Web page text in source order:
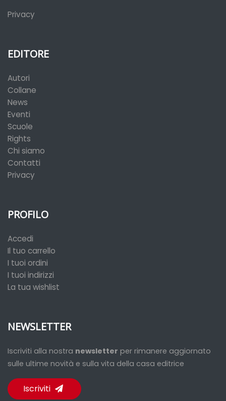
Privacy
EDITORE
Autori
Collane
News
Eventi
Scuole
Rights
Chi siamo
Contatti
Privacy
PROFILO
Accedi
Il tuo carrello
I tuoi ordini
I tuoi indirizzi
La tua wishlist
NEWSLETTER
Iscriviti alla nostra newsletter per rimanere aggiornato
sulle ultime novità e sulla vita della casa editrice
Iscriviti